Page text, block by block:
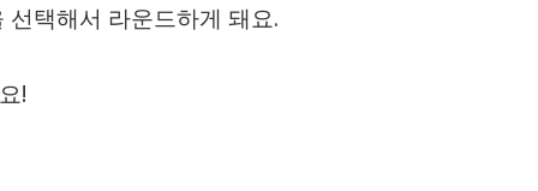
택해서 라운드하게 돼요.
!